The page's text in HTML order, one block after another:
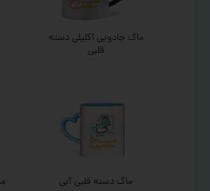
ماگ جادویی اکلیلی دسته
قلبی
ماگ دسته قلبی آبی